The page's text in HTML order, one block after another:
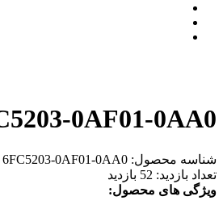
0AF01-0AA0
شناسه محصول: 6FC5203-0AF01-0AA0
تعداد بازدید: 52 بازدید
ویژگی های محصول: